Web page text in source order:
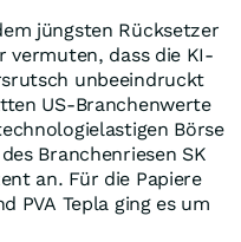
jüngsten Rücksetzer
vermuten, dass die KI-
unbeeindruckt
US-Branchenwerte
Börse
Branchenriesen SK
an. Für die Papiere
PVA Tepla ging es um